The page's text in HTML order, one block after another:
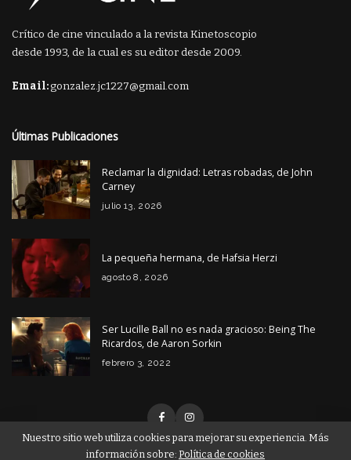
Crítico de cine vinculado a la revista Kinetoscopio
desde 1993, de la cual es su editor desde 2009.
Email:gonzalez.jc1227@gmail.com
Últimas Publicaciones
Reclamar la dignidad: Letras robadas, de John
Carney
julio 13, 2026
La pequeña hermana, de Hafsia Herzi
agosto 8, 2026
Ser Lucille Ball no es nada gracioso: Being The
Ricardos, de Aaron Sorkin
febrero 3, 2022
Nuestro sitio web utiliza cookies para mejorar su experiencia. Más
información sobre: Política de cookies